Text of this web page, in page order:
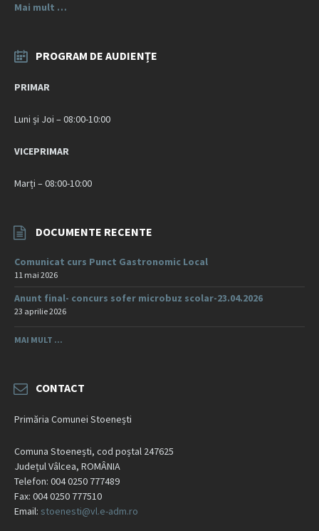
Mai mult …
PROGRAM DE AUDIENȚE
PRIMAR
Luni și Joi – 08:00-10:00
VICEPRIMAR
Marți – 08:00-10:00
DOCUMENTE RECENTE
Comunicat curs Punct Gastronomic Local
11 mai 2026
Anunt final- concurs sofer microbuz scolar-23.04.2026
23 aprilie 2026
MAI MULT ...
CONTACT
Primăria Comunei Stoenești
Comuna Stoenești, cod poștal 247625
Județul Vâlcea, ROMÂNIA
Telefon: 004 0250 777489
Fax: 004 0250 777510
Email: stoenesti@vl.e-adm.ro